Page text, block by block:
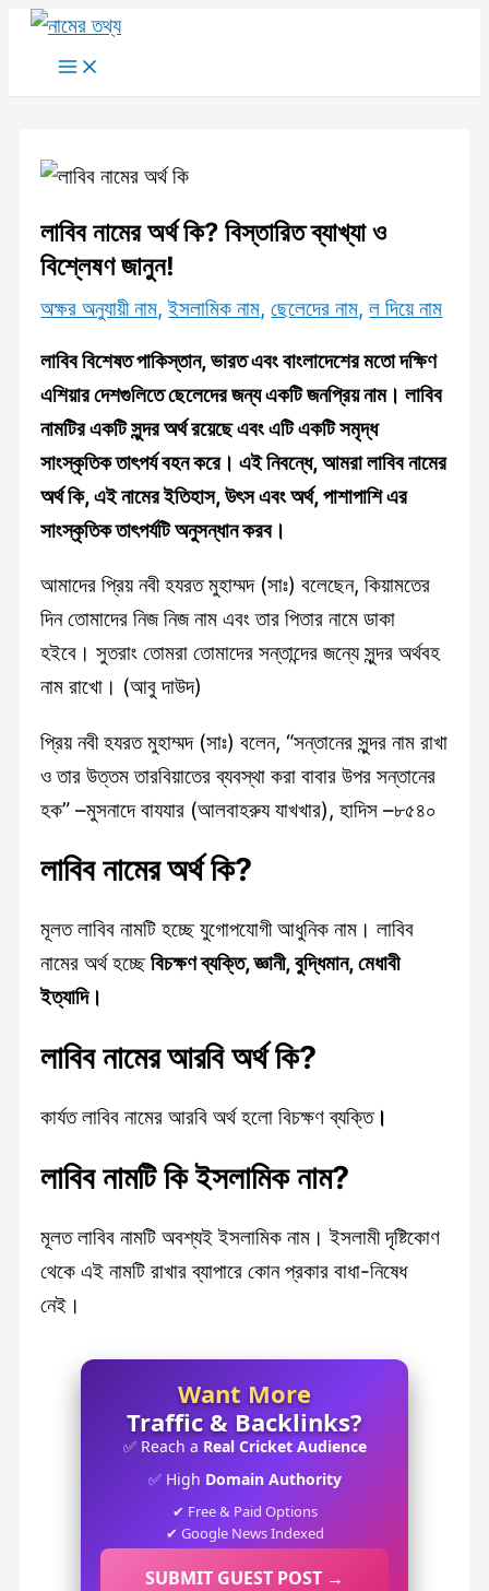
Skip
content
Main
লাবিব নামের অর্থ কি? বিস্তারিত ব্যাখ্যা ও
বিশ্লেষণ জানুন!
অক্ষর অনুযায়ী নাম,ইসলামিক নাম,ছেলেদের নাম,ল দিয়ে নাম
লাবিব বিশেষত পাকিস্তান, ভারত এবং বাংলাদেশের মতো দক্ষিণ
এশিয়ার দেশগুলিতে ছেলেদের জন্য একটি জনপ্রিয় নাম। লাবিব
নামটির একটি সুন্দর অর্থ রয়েছে এবং এটি একটি সমৃদ্ধ
সাংস্কৃতিক তাৎপর্য বহন করে। এই নিবন্ধে, আমরা লাবিব নামের
অর্থ কি, এইনামের ইতিহাস, উৎস এবং অর্থ, পাশাপাশি এর
সাংস্কৃতিক তাৎপর্যটি অনুসন্ধান করব।
আমাদের প্রিয় নবী হযরত মুহাম্মদ (সাঃ) বলেছেন, কিয়ামতের
দিন তোমাদের নিজ নিজ নাম এবং তার পিতার নামে ডাকা
হইবে। সুতরাং তোমরা তোমাদের সন্তান্দের জন্যে সুন্দর অর্থবহ
নাম রাখো। (আবু দাউদ)
প্রিয় নবী হযরত মুহাম্মদ (সাঃ) বলেন, “সন্তানের সুন্দর নাম রাখা
ও তার উত্তম তারবিয়াতের ব্যবস্থা করা বাবার উপর সন্তানের
হক” –মুসনাদে বাযযার (আলবাহরুয যাখখার), হাদিস –৮৫৪০
লাবিব নামের অর্থ কি?
মূলত লাবিব নামটি হচ্ছে যুগোপযোগী আধুনিক নাম। লাবিব
নামের অর্থ হচ্ছেবিচক্ষণ ব্যক্তি, জ্ঞানী, বুদ্ধিমান, মেধাবী
ইত্যাদি।
লাবিবনামের আরবি অর্থ কি?
কার্যত লাবিব নামের আরবি অর্থ হলো বিচক্ষণ ব্যক্তি।
লাবিবনামটি কি ইসলামিক নাম?
মূলত লাবিব নামটি অবশ্যই ইসলামিক নাম। ইসলামী দৃষ্টিকোণ
থেকে এই নামটি রাখার ব্যাপারে কোন প্রকার বাধা-নিষেধ
নেই।
Want More
Traffic & Backlinks?
✅ Reach a Real Cricket Audience
✅ High Domain Authority
✔ Free & Paid Options
✔ Google News Indexed
SUBMIT GUEST POST →